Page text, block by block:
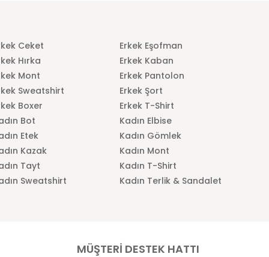
Ceket
Erkek Eşofman
Hırka
Erkek Kaban
Mont
Erkek Pantolon
Sweatshirt
Erkek Şort
Boxer
Erkek T-Shirt
Bot
Kadın Elbise
Etek
Kadın Gömlek
Kazak
Kadın Mont
Tayt
Kadın T-Shirt
Sweatshirt Kadın Terlik & Sandalet
MÜŞTERİ DESTEK HATTI